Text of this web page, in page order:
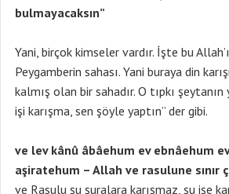
bulmayacaksın”
Yani, birçok kimseler vardır. İşte bu
Peygamberin sahası. Yani buraya din
kalmış olan bir sahadır. O tıpkı şeytanın
işi karışma, sen şöyle yaptın” der gibi.
ve lev kânû âbâehum ev ebnâehum
aşiratehum – Allah ve rasulune sınır
ve Rasulu şu şuralara karışmaz, şu işe